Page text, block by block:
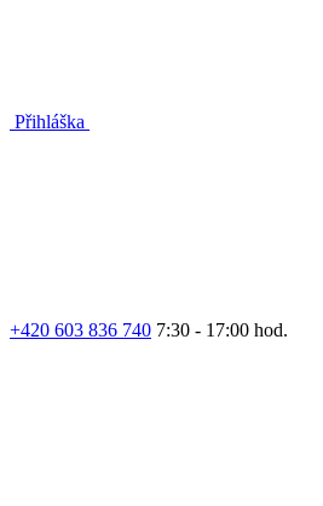
Přihláška
+420 603 836 740 7:30 - 17:00 hod.